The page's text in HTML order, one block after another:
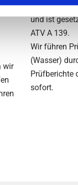
wir
und ist
ATV A 139.
Wir führen
(Wasser)
Prüfberichte
sofort.